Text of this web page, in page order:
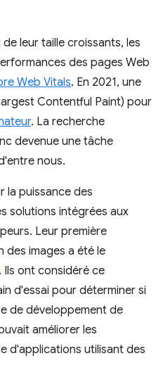
leur taille croissants, les
des pages Web
Web Vitals. En 2021, une
Contentful Paint) pour
. La recherche
devenue une tâche
nous.
la puissance des
solutions intégrées aux
Leur première
des images a été le
. Ils ont considéré ce
d'essai pour déterminer si
de développement de
améliorer les
d'applications utilisant des